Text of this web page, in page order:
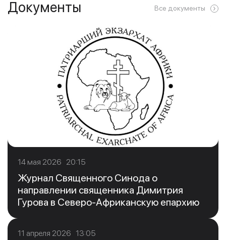
Документы Все документы
14 мая 2026 20:15
Журнал Священного Синода о
направлении священника Димитрия
Гурова в Северо-Африканскую епархию
11 апреля 2026 13:05